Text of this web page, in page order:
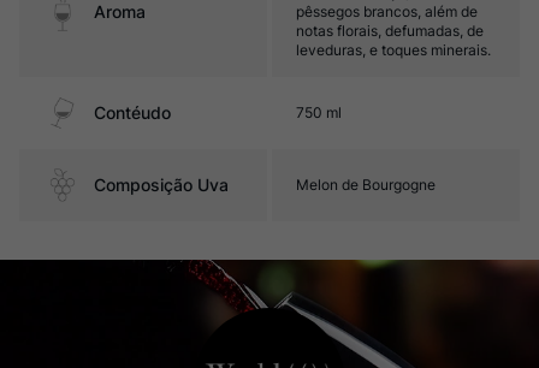
Aroma
pêssegos brancos, além de
notas florais, defumadas, de
leveduras, e toques minerais.
Contéudo 750 ml
Composição Uva Melon de Bourgogne